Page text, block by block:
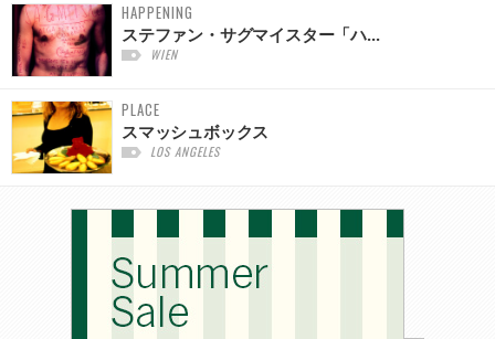
HAPPENING
ステファン・サグマイスター「ハ...
WIEN
PLACE
スマッシュボックス
LOS ANGELES